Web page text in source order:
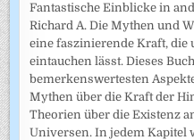
Fantastische Einblicke in
Richard A. Die Mythen und
eine faszinierende Kraft,
eintauchen lässt. Dieses
bemerkenswertesten
Mythen über die Kraft der
Theorien über die Existenz
Universen. In jedem Kapitel